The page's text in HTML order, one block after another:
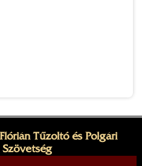
Tűzoltó és Polgári